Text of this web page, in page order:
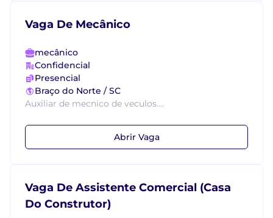
Vaga De Mecânico
mecânico
Confidencial
Presencial
Braço do Norte / SC
Auxiliar de mecnico de veculos....
Abrir Vaga
Vaga De Assistente Comercial (Casa
Do Construtor)